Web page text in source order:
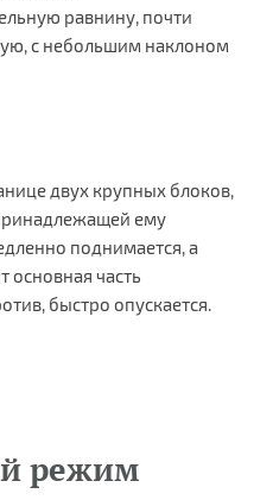
равнину, почти
с небольшим наклоном
двух крупных блоков,
ему
поднимается, а
основная часть
быстро опускается.
режим